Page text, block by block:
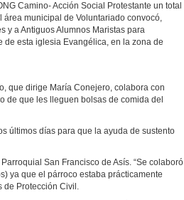
Camino- Acción Social Protestante un total
municipal de Voluntariado convocó,
y a Antiguos Alumnos Maristas para
esta iglesia Evangélica, en la zona de
que dirige María Conejero, colabora con
de que les lleguen bolsas de comida del
últimos días para que la ayuda de sustento
San Francisco de Asís. “Se colaboró
ya que el párroco estaba prácticamente
de Protección Civil.